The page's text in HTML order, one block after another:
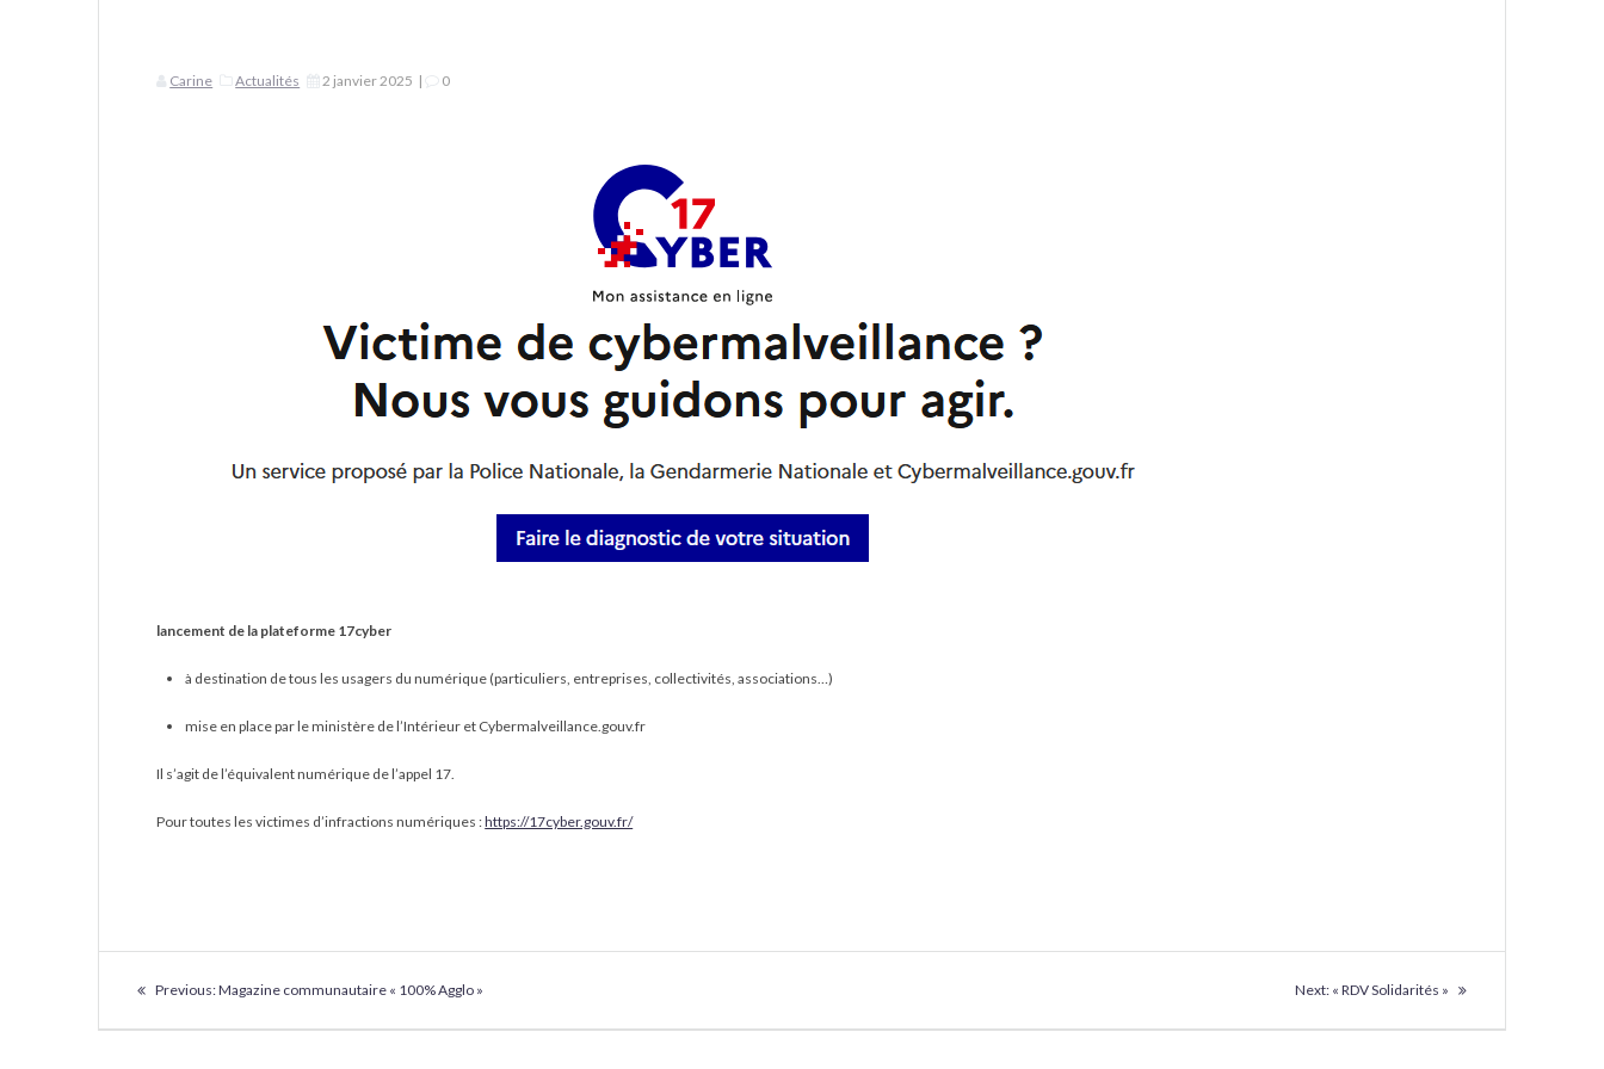
Carine Actualités 2 janvier 2025 | 0
lancement de la plateforme 17cyber
à destination de tous les usagers du numérique (particuliers, entreprises, collectivités, associations…)
mise en place par le ministère de l’Intérieur et Cybermalveillance.gouv.fr
Il s’agit de l’équivalent numérique de l’appel 17.
Pour toutes les victimes d’infractions numériques :https://17cyber.gouv.fr/
NAVIGATION
DE
Previous:Previous
Magazine communautaire « 100% Agglo » Next: Next
« RDV Solidarités »